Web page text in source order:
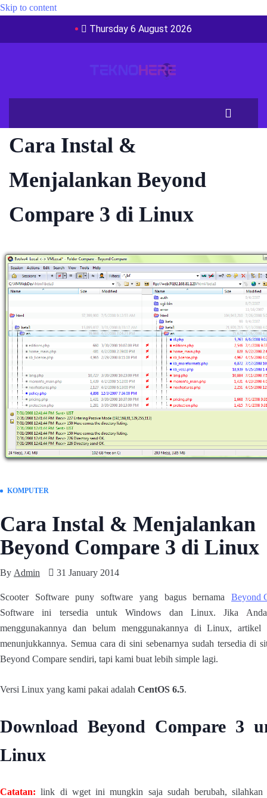
Skip to content
Thursday 6 August 2026
Cara Instal &
Menjalankan Beyond
Compare 3 di Linux
KOMPUTER
Cara Instal & Menjalankan
Beyond Compare 3 di Linux
By Admin 31 January 2014
Scooter Software puny software yang bagus bernama Beyond
Software ini tersedia untuk Windows dan Linux. Jika
menggunakannya dan belum menggunakannya di Linux,
menunjukkannya. Semua cara di sini sebenarnya sudah tersedia di
Beyond Compare sendiri, tapi kami buat lebih simple lagi.
Versi Linux yang kami pakai adalah CentOS 6.5.
Download Beyond Compare 3
Linux
Catatan:link di wget ini mungkin saja sudah berubah,